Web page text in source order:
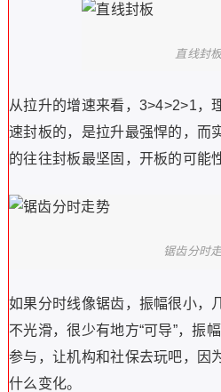
直线封
从拉升的增速来看，3>4>2>1，
速封板的，是拉升最强悍的，而
的往往封板最坚固，开板的可能
锯齿分时
如果分时线像锯齿，振幅很小，几
不光滑，很少有地方“可导”，振
参与，让机构和社保去玩吧，因
什么变化。